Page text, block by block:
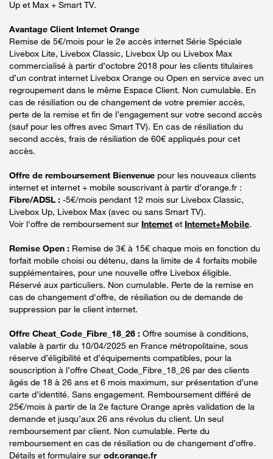
Up et Max + Smart TV.
Avantage Client Internet Orange
Remise de 5€/mois pour le 2e accès internet Série Spéciale
Livebox Lite, Livebox Classic, Livebox Up ou Livebox Max
commercialisé à partir d’octobre 2018 pour les clients titulaires
d’un contrat internet Livebox Orange ou Open en service avec un
regroupement dans le même Espace Client. Non cumulable. En
cas de résiliation ou de changement de votre premier accès,
perte de la remise et fin de l’engagement sur votre second accès
(sauf pour les offres avec Smart TV). En cas de résiliation du
second accès, frais de résiliation de 60€ appliqués pour cet
accès.
Offre de remboursement Bienvenue pour les nouveaux clients
internet et internet + mobile souscrivant à partir d’orange.fr :
Fibre/ADSL : -5€/mois pendant 12 mois sur Livebox Classic,
Livebox Up, Livebox Max (avec ou sans Smart TV).
Voir l'offre de remboursement sur Internet et Internet+Mobile.
Remise Open : Remise de 3€ à 15€ chaque mois en fonction du
forfait mobile choisi ou détenu, dans la limite de 4 forfaits mobile
supplémentaires, pour une nouvelle offre Livebox éligible.
Réservé aux particuliers. Non cumulable. Perte de la remise en
cas de changement d'offre, de résiliation ou de demande de
suppression par le client internet.
Offre Cheat_Code_Fibre_18_26 : Offre soumise à conditions,
valable à partir du 10/04/2025 en France métropolitaine, sous
réserve d’éligibilité et d’équipements compatibles, pour la
souscription à l’offre Cheat_Code_Fibre_18_26 par des clients
âgés de 18 à 26 ans et 6 mois maximum, sur présentation d’une
carte d’identité. Sans engagement. Remboursement différé de
25€/mois à partir de la 2e facture Orange après validation de la
demande et jusqu’aux 26 ans révolus du client. Un seul
remboursement par client. Non cumulable. Perte du
remboursement en cas de résiliation ou de changement d’offre.
Détails et formulaire sur odr.orange.fr